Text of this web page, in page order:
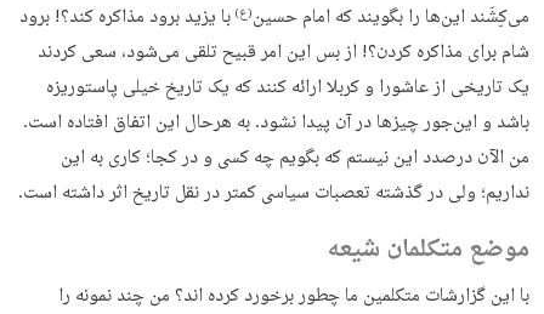
می‌کِشَند این‌ها را بگویند که امام حسین(ع) با یزید برود مذاکره کند؟! برود
شام برای مذاکره کردن؟! از بس این امر قبیح تلقی می‌شود، سعی کردند
یک تاریخی از عاشورا و کربلا ارائه کنند که یک تاریخ خیلی پاستوریزه
باشد و این‌جور چیزها در آن پیدا نشود. به هرحال این اتفاق افتاده است.
من الآن درصدد این نیستم که بگویم چه کسی و در کجا؛ کاری به این
نداریم؛ ولی در گذشته تعصبات سیاسی کمتر در نقل تاریخ اثر داشته است.
موضع متکلمان شیعه
با این گزارشات متکلمین ما چطور برخورد کرده اند؟ من چند نمونه را